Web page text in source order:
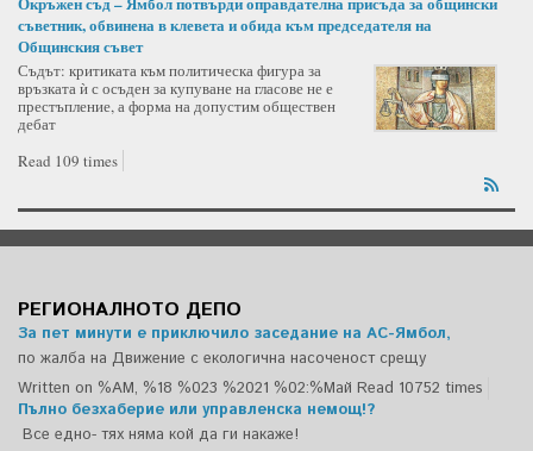
съветник, обвинена в клевета и обида към председателя на
Общинския съвет
Съдът: критиката към политическа фигура за
връзката ѝ с осъден за купуване на гласове не е
престъпление, а форма на допустим обществен
дебат
Read 109 times
РЕГИОНАЛНОТО ДЕПО
За пет минути е приключило заседание на АС-Ямбол,
по жалба на Движение с екологична насоченост срещу
Written on %AM, %18 %023 %2021 %02:%Май Read 10752 times
Пълно безхаберие или управленска немощ!?
Все едно- тях няма кой да ги накаже!